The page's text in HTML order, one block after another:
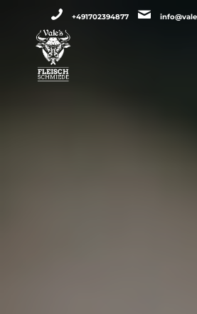
+491702394877